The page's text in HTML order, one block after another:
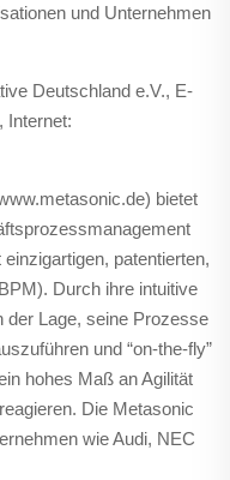
und Unternehmen
Deutschland e.V., E-
, Internet:
bietet
patentierten,
Durch ihre intuitive
der Lage, seine Prozesse
und “on-the-fly”
hohes Maß an Agilität
Die Metasonic
wie Audi, NEC